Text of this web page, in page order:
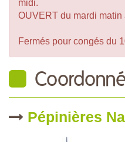
midi.
OUVERT du mardi matin
Fermés pour congés du
Pépinières